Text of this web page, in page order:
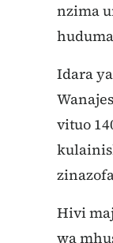
nzima
Idara
vituo
Hivi
wa